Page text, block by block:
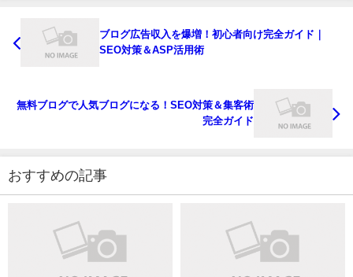
ブログ広告収入を爆増！初心者向け完全ガイド｜
SEO対策＆ASP活用術
無料ブログで人気ブログになる！SEO対策＆集客術
完全ガイド
おすすめの記事